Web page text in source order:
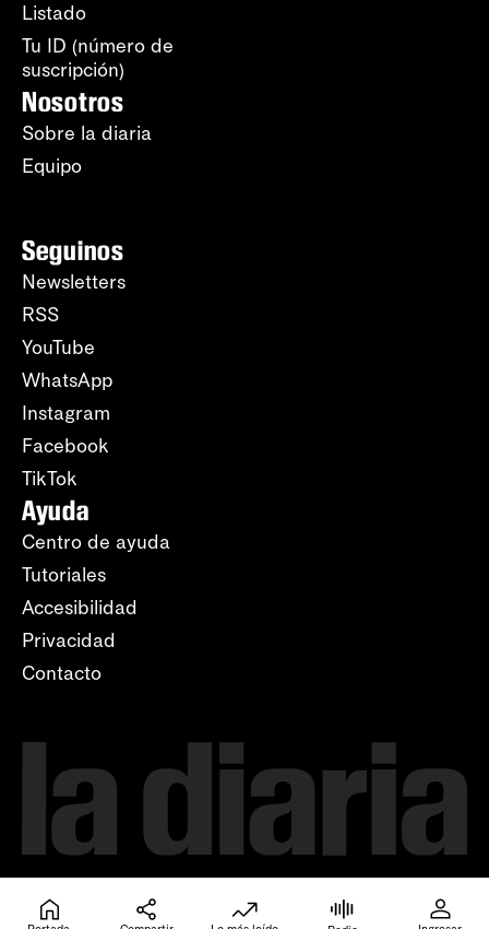
Listado
Tu ID (número de
suscripción)
Nosotros
Sobre la diaria
Equipo
Seguinos
Newsletters
RSS
YouTube
WhatsApp
Instagram
Facebook
TikTok
Ayuda
Centro de ayuda
Tutoriales
Accesibilidad
Privacidad
Contacto